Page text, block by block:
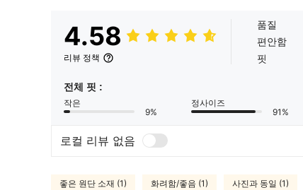
4.58
리뷰 정책
품질
편안함
핏
전체 핏 :
작은
9%
정사이즈
91%
로컬 리뷰 없음
좋은 원단 소재 (1) 화려함/좋음 (1) 사진과 동일 (1)